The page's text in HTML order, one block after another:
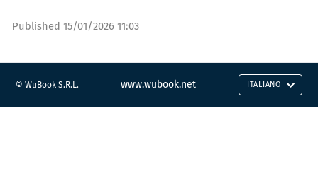
Published 15/01/2026 11:03
© WuBook S.R.L. www.wubook.net ITALIANO